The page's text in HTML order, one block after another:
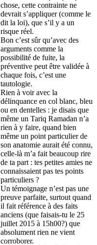
chose, cette contrainte ne
devrait s’appliquer (comme le
dit la loi), que s’il y a un
risque réel.
Bon c’est sûr qu’avec des
arguments comme la
possibilité de fuite, la
préventive peut être validée à
chaque fois, c’est une
tautologie.
Rien à voir avec la
délinquance en col blanc, bleu
ou en dentelles : je disais que
même un Tariq Ramadan n’a
rien à y faire, quand bien
même un point particulier de
son anatomie aurait été connu,
celle-là m’a fait beaucoup rire
de ta part : tes petites amies ne
connaissaient pas tes points
particuliers ?
Un témoignage n’est pas une
preuve parfaite, surtout quand
il fait référence à des faits
anciens (que faisais-tu le 25
juillet 2015 à 15h00?) que
absolument rien ne vient
corroborer.